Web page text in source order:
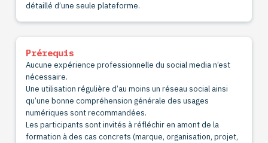
détaillé d’une seule plateforme.
Prérequis
Aucune expérience professionnelle du social media n’est
nécessaire.
Une utilisation régulière d’au moins un réseau social ainsi
qu’une bonne compréhension générale des usages
numériques sont recommandées.
Les participants sont invités à réfléchir en amont de la
formation à des cas concrets (marque, organisation, projet,